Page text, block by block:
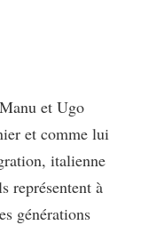
et Ugo
et comme lui
italienne
représentent à
générations